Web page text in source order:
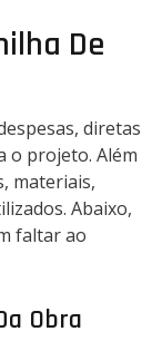
De
diretas
o projeto. Além
materiais,
Abaixo,
faltar ao
Obra